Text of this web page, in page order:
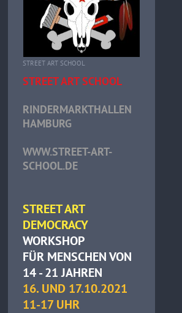
STREET ART SCHOOL
STREET ART SCHOOL
RINDERMARKTHALLEN
HAMBURG
WWW.STREET-ART-
SCHOOL.DE
STREET ART
DEMOCRACY
WORKSHOP
FÜR MENSCHEN VON
14 - 21 JAHREN
16. UND 17.10.2021
11-17 UHR